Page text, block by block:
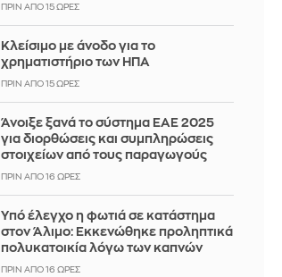
ΠΡΙΝ ΑΠΌ 15 ΏΡΕΣ
Κλείσιμο με άνοδο για το
χρηματιστήριο των ΗΠΑ
ΠΡΙΝ ΑΠΌ 15 ΏΡΕΣ
Άνοιξε ξανά το σύστημα ΕΑΕ 2025
για διορθώσεις και συμπληρώσεις
στοιχείων από τους παραγωγούς
ΠΡΙΝ ΑΠΌ 16 ΏΡΕΣ
Yπό έλεγχο η φωτιά σε κατάστημα
στον Άλιμο: Εκκενώθηκε προληπτικά
πολυκατοικία λόγω των καπνών
ΠΡΙΝ ΑΠΌ 16 ΏΡΕΣ